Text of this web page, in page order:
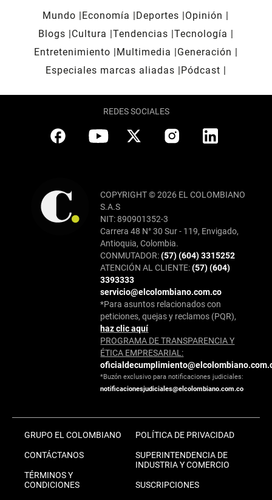
Mundo Economía Deportes
Opinión
Blogs
Cultura Tendencias Tecnología
Entretenimiento
Multimedia
Generación
Especiales marcas aliadas
Pódcast
REDES SOCIALES
COPYRIGHT © 2026 EL COLOMBIANO
S.A.S
NIT: 890901352-3
Carrera 48 N° 30 Sur - 119, Envigado,
Antioquia, Colombia.
CONMUTADOR:(57) (604) 3315252
ATENCIÓN AL CLIENTE:(57) (604)
3393333
servicio@elcolombiano.com.co
*Para asuntos relacionados con
peticiones, quejas y reclamos (PQR),
haz clic aquí
PROGRAMA DE TRANSPARENCIA Y
ÉTICA EMPRESARIAL:
*Buzón exclusivo para notificaciones judiciales:
notificacionesjudiciales@elcolombiano.com.co
GRUPO EL COLOMBIANO
CONTÁCTANOS
TÉRMINOS Y
CONDICIONES
POLÍTICA DE PRIVACIDAD
SUPERINTENDENCIA DE
INDUSTRIA Y COMERCIO
SUSCRIPCIONES